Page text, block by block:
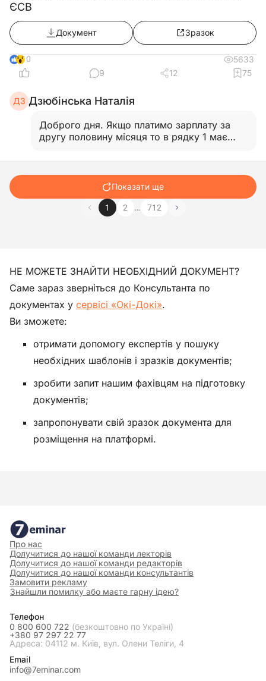
ЄСВ
Документ Зразок
10
5633
9
12 75
ДЗ Дзюбінська Наталія
Доброго дня. Якщо платимо зарплату за
другу половину місяця то в рядку 1 має
платіжки?…Читати відповідь
Показати ще
1 2 … 712
НЕ МОЖЕТЕ ЗНАЙТИ НЕОБХІДНИЙ ДОКУМЕНТ?
Саме зараз зверніться до Консультанта по
документах у сервісі «Окі-Докі».
Ви зможете:
отримати допомогу експертів у пошуку
необхідних шаблонів і зразків документів;
зробити запит нашим фахівцям на підготовку
документів;
запропонувати свій зразок документа для
розміщення на платформі.
Про нас
Долучитися до нашої команди лекторів
Долучитися до нашої команди редакторів
Долучитися до нашої команди консультантів
Замовити рекламу
Знайшли помилку або маєте гарну ідею?
Телефон
0 800 600 722 (безкоштовно по Україні)
+380 97 297 22 77
Адреса: 04112 м. Київ, вул. Олени Теліги, 4
Email
info@7eminar.com